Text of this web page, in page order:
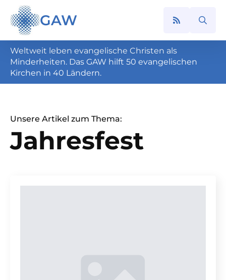
GAW
Search
Weltweit leben evangelische Christen als
Minderheiten. Das GAW hilft 50 evangelischen
Kirchen in 40 Ländern.
Unsere Artikel zum Thema:
Jahresfest